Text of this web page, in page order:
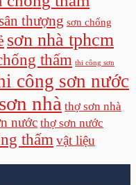
thượng sơn chống
sơn nhà tphcm
thấm thi công sơn
công sơn nước
nhà thợ sơn nhà
nước thợ sơn nước
thấm vật liệu